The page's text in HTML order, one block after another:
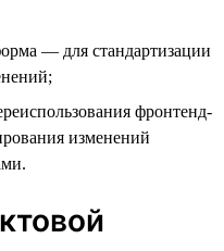
— для стандартизации
фронтенд-
изменений